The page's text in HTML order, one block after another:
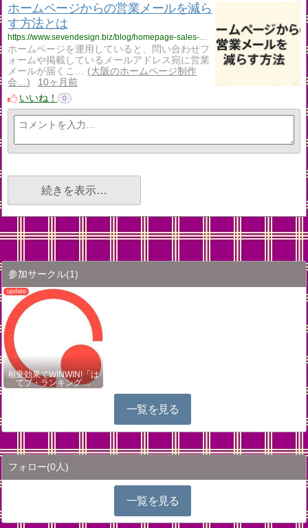
ホームページからの営業メールを減ら
す方法とは
ホームページを運用していると、問い合わせフ
ォームや掲載しているメールアドレス宛に営業
メールが届くこ…
大阪のホームページ制作
会…
10ヶ月前
いいね！
0
続きを表示…
参加サークル(1)
相乗効果でWINWIN!「は
てブ・ランキング…
一覧を見る
フォロー(0人)
一覧を見る